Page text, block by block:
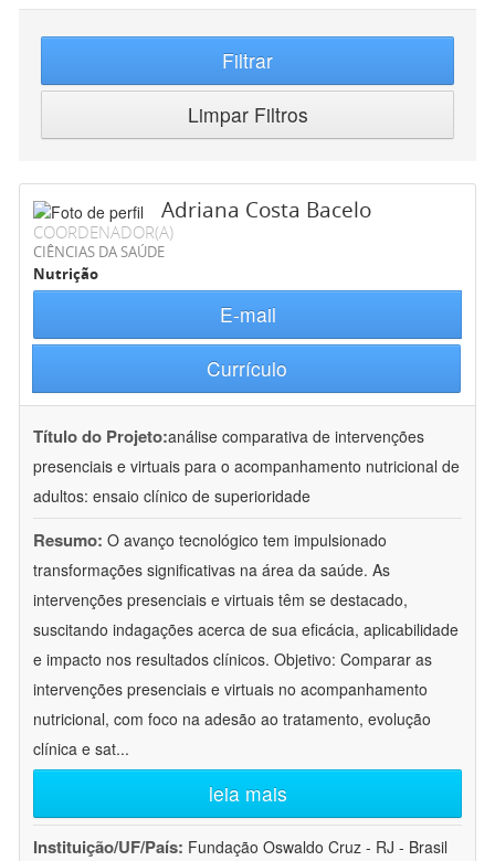
Filtrar
Limpar Filtros
Adriana Costa Bacelo
COORDENADOR(A)
CIÊNCIAS DA SAÚDE
Nutrição
E-mail
Currículo
Título do Projeto:análise comparativa de intervenções
presenciais e virtuais para o acompanhamento nutricional de
adultos: ensaio clínico de superioridade
Resumo: O avanço tecnológico tem impulsionado
transformações significativas na área da saúde. As
intervenções presenciais e virtuais têm se destacado,
suscitando indagações acerca de sua eficácia, aplicabilidade
e impacto nos resultados clínicos. Objetivo: Comparar as
intervenções presenciais e virtuais no acompanhamento
nutricional, com foco na adesão ao tratamento, evolução
clínica e sat...
leia mais
Instituição/UF/País: Fundação Oswaldo Cruz - RJ - Brasil